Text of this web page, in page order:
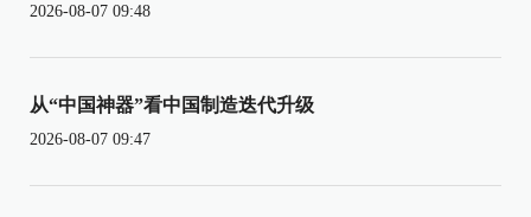
2026-08-07 09:48
从“中国神器”看中国制造迭代升级
2026-08-07 09:47